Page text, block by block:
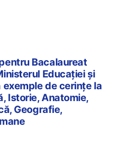
Bacalaureat
Educației și
de cerințe la
Istorie, Anatomie,
Geografie,